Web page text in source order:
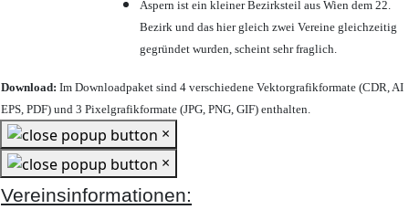
Aspern ist ein kleiner Bezirksteil aus Wien dem 22.
Bezirk und das hier gleich zwei Vereine gleichzeitig
gegründet wurden, scheint sehr fraglich.
Download: Im Downloadpaket sind 4 verschiedene Vektorgrafikformate (CDR, AI
EPS, PDF) und 3 Pixelgrafikformate (JPG, PNG, GIF) enthalten.
×
×
Vereinsinformationen: